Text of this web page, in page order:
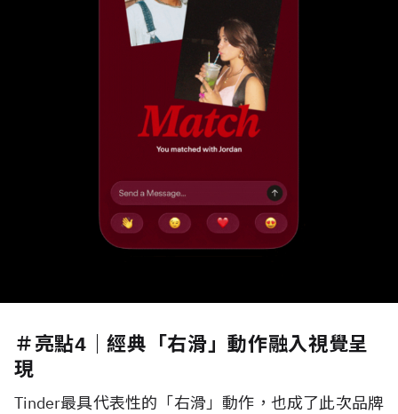
＃亮點4｜經典「右滑」動作融入視覺呈
現
Tinder最具代表性的「右滑」動作，也成了此次品牌